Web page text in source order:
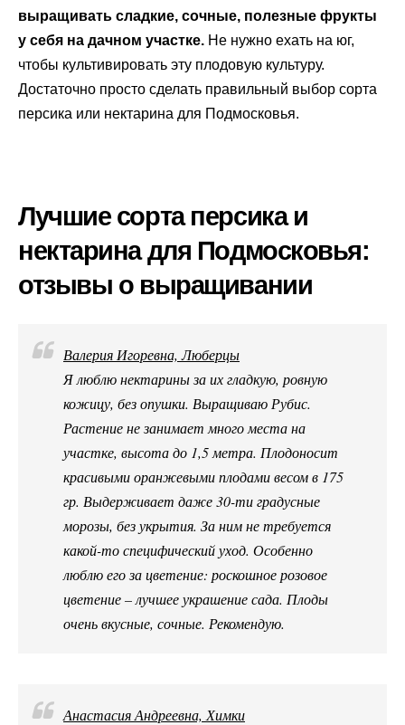
выращивать сладкие, сочные, полезные фрукты
у себя на дачном участке. Не нужно ехать на юг,
чтобы культивировать эту плодовую культуру.
Достаточно просто сделать правильный выбор сорта
персика или нектарина для Подмосковья.
Лучшие сорта персика и
нектарина для Подмосковья:
отзывы о выращивании
Валерия Игоревна, Люберцы
Я люблю нектарины за их гладкую, ровную
кожицу, без опушки. Выращиваю Рубис.
Растение не занимает много места на
участке, высота до 1,5 метра. Плодоносит
красивыми оранжевыми плодами весом в 175
гр. Выдерживает даже 30-ти градусные
морозы, без укрытия. За ним не требуется
какой-то специфический уход. Особенно
люблю его за цветение: роскошное розовое
цветение – лучшее украшение сада. Плоды
очень вкусные, сочные. Рекомендую.
Анастасия Андреевна, Химки